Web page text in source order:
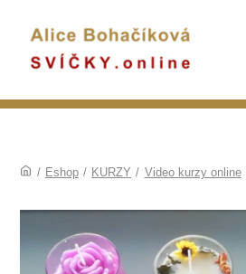
/ Eshop / KURZY / Video kurzy online